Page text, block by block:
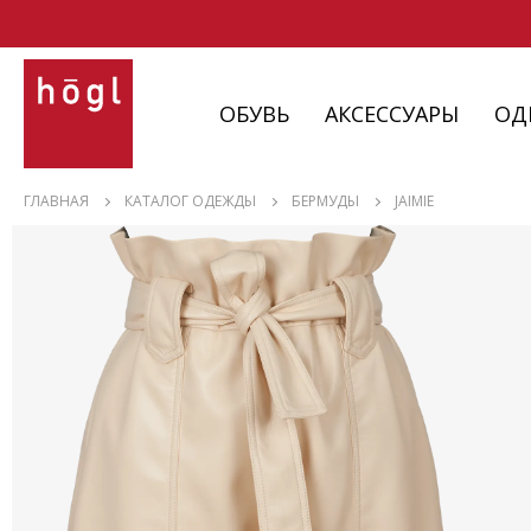
ОБУВЬ АКСЕССУАРЫ
АКСЕССУАРЫ
ОДЕЖДА
ИЗДЕЛИЯ
С НЮАНСАМИ
ГЛАВНАЯ КАТАЛОГ ОДЕЖДЫ БЕРМУДЫ JAIMIE